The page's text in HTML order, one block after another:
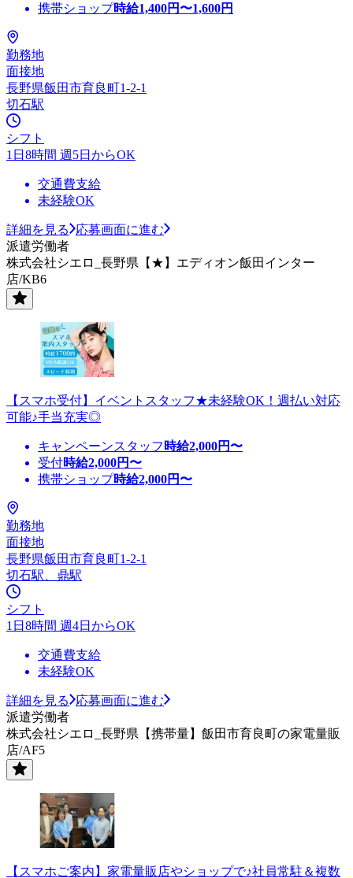
携帯ショップ時給1,400円〜1,600円
勤務地
面接地
長野県飯田市育良町1-2-1
切石駅
シフト
1日8時間 週5日からOK
交通費支給
未経験OK
詳細を見る
応募画面に進む
派遣労働者
株式会社シエロ_長野県【★】エディオン飯田インター
店/KB6
【スマホ受付】イベントスタッフ★未経験OK！週払い対応
可能♪手当充実◎
キャンペーンスタッフ 時給2,000円〜
受付時給2,000円〜
携帯ショップ時給2,000円〜
勤務地
面接地
長野県飯田市育良町1-2-1
切石駅、鼎駅
シフト
1日8時間 週4日からOK
交通費支給
未経験OK
詳細を見る
応募画面に進む
派遣労働者
株式会社シエロ_長野県【携帯量】飯田市育良町の家電量販
店/AF5
【スマホご案内】家電量販店やショップで♪社員常駐＆複数